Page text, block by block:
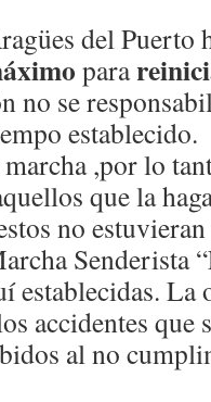
del Puerto
para
no se
establecido.
,por lo
que la
no
Senderista
establecidas. La
accidentes que
al no